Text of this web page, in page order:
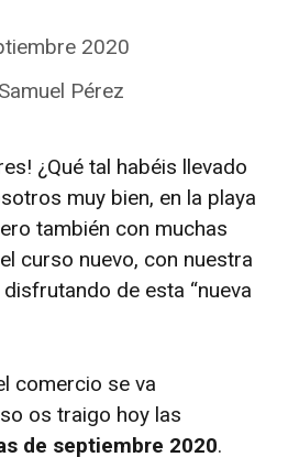
2020
Samuel Pérez
¿Qué tal habéis llevado
muy bien, en la playa
también con muchas
curso nuevo, con nuestra
de esta “nueva
comercio se va
os traigo hoy las
de septiembre 2020.